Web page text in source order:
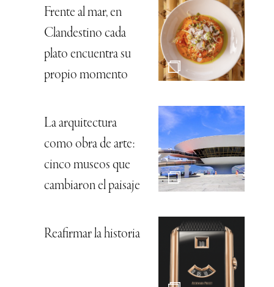
Frente al mar, en
Clandestino cada
plato encuentra su
propio momento
La arquitectura
como obra de arte:
cinco museos que
cambiaron el paisaje
Reafirmar la historia